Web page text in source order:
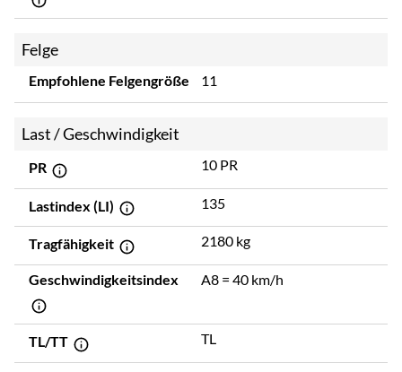
Felge
Empfohlene Felgengröße 11
Last / Geschwindigkeit
PR 10 PR
Lastindex (LI) 135
Tragfähigkeit 2180 kg
Geschwindigkeitsindex A8 = 40 km/h
TL/TT TL